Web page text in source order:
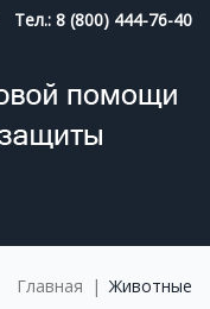
Тел.: 8 (800) 444-76-40
Главная | Животные